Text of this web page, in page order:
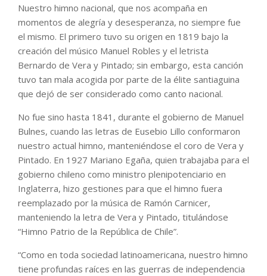
Nuestro himno nacional, que nos acompaña en
momentos de alegría y desesperanza, no siempre fue
el mismo. El primero tuvo su origen en 1819 bajo la
creación del músico Manuel Robles y el letrista
Bernardo de Vera y Pintado; sin embargo, esta canción
tuvo tan mala acogida por parte de la élite santiaguina
que dejó de ser considerado como canto nacional.
No fue sino hasta 1841, durante el gobierno de Manuel
Bulnes, cuando las letras de Eusebio Lillo conformaron
nuestro actual himno, manteniéndose el coro de Vera y
Pintado. En 1927 Mariano Egaña, quien trabajaba para el
gobierno chileno como ministro plenipotenciario en
Inglaterra, hizo gestiones para que el himno fuera
reemplazado por la música de Ramón Carnicer,
manteniendo la letra de Vera y Pintado, titulándose
“Himno Patrio de la República de Chile”.
“Como en toda sociedad latinoamericana, nuestro himno
tiene profundas raíces en las guerras de independencia